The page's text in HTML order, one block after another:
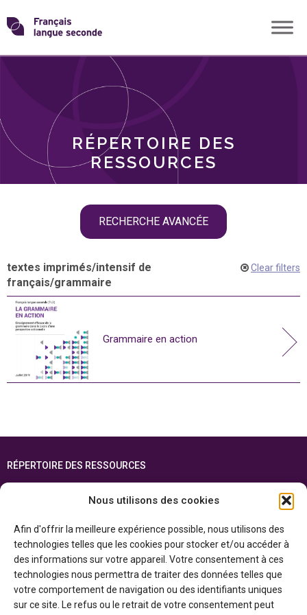
Nous utilisons des cookies
Afin d'offrir la meilleure expérience possible, nous utilisons des
technologies telles que les cookies pour stocker et/ou accéder à
des informations sur votre appareil. Votre consentement à ces
technologies nous permettra de traiter des données telles que
votre comportement de navigation ou des identifiants uniques
sur ce site. Le refus ou le retrait de votre consentement peut
Skip
toTransformons
langue
RÉPERTOIRE DES
RESSOURCES
RECHERCHE AVANCÉE
THÈMES
textes imprimés/intensif de
français/grammaire
Clear filters
Grammaire en action
RÉPERTOIRE DES RESSOURCES
ENGLISH
Cette ressource est réalisée grâce au soutien financier du gouvernement de
l’Ontario et du gouvernement duCanada par l’entremise du ministère du
Patrimoine canadien